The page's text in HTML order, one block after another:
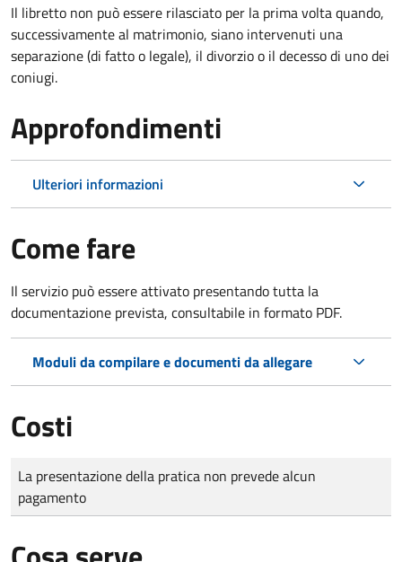
Il libretto non può essere rilasciato per la prima volta quando,
successivamente al matrimonio, siano intervenuti una
separazione (di fatto o legale), il divorzio o il decesso di uno dei
coniugi.
Approfondimenti
Ulteriori informazioni
Come fare
Il servizio può essere attivato presentando tutta la
documentazione prevista, consultabile in formato PDF.
Moduli da compilare e documenti da allegare
Costi
Tipo di pagamento
Importo
La presentazione della pratica non prevede alcun
pagamento